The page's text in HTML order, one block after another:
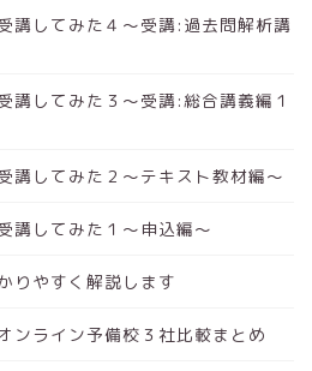
講してみた４～受講:過去問解析講
講してみた３～受講:総合講義編１
講してみた２～テキスト教材編～
講してみた１～申込編～
りやすく解説します
ンライン予備校３社比較まとめ